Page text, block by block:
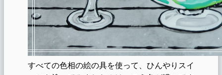
すべての色相の絵の具を使って、ひんやりスイ